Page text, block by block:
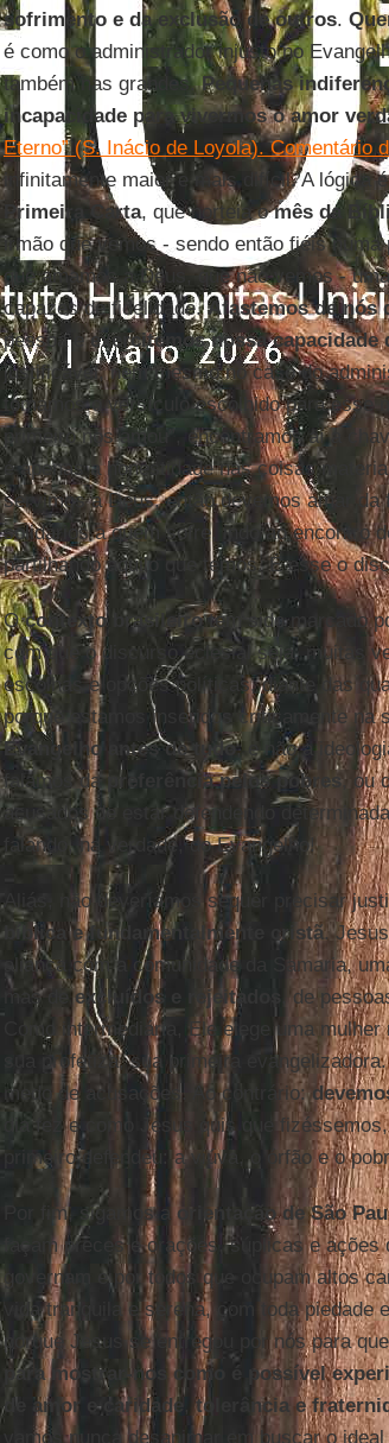
sofrimento e da exclusão de outros.
é como o administrador injusto no
também nas grandes.Pequenas
incapacidade para vivermos o amor
Eterno” (S. Inácio de Loyola). Comentário
infinitamente maior e mais difícil. A lógica
Primeira Carta, que norteia omês da
irmão que vemos - sendo então fiéis
que amamos a Deus, que não vemos -
capazes de fidelidade.Afastemos de nós
pessoa eexercitemos nossa capacidade
justificável, nem mesmo no caso do
tomamos o versículo escolhido para esse
primeiro nos amou”, encontramos aí a
é apenas a honestidade nas coisas
servimos a Deus, então devemos amar
solidários a quem sofre, indo ao encontro
partilhando aquilo que temos. É esse o
Ocontexto brasileirotem sido marcado
com que o discurso eclesial seja, muitas
escolhas e opções políticas, diante das
porque estamos inseridos criticamente na
Evangelho antes de tudo, e não a
falamos dapreferência pelos pobres, ou
acusados de estar defendendo
falando, na verdade, do Evangelho!
Aliás, não deveríamos sequer precisar
bíblica e fundamentalmente cristã.
aliança com a comunidade da Samaria,
mas de excluídos e rejeitados
, de
Como intermediária, Ele elege uma
sua profetiza, sua primeira
medo de acusações. Ao contrário:
dia fez e como Jesus quis que
primeiro defendeu: a viúva, o órfão e o
Por fim, sigamos a orientação de São
façam preces e orações, súplicas e
governam e por todos que ocupam altos
vida tranquila e serena, com toda
porque Jesus se entregou por nós para
para mostrar-nos como é possível
de amor e caridade
,tolerância e
vamos nunca desanimar em buscar o